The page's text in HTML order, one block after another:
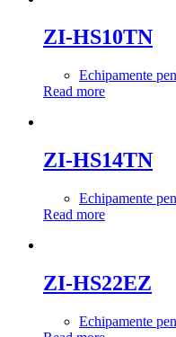
ZI-HS10TN
Echipamente
Read more
ZI-HS14TN
Echipamente
Read more
ZI-HS22EZ
Echipamente